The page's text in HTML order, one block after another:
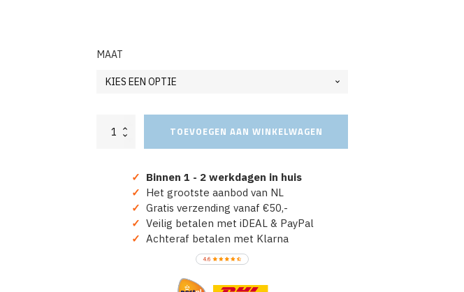
MAAT
Oranje
TOEVOEGEN AAN WINKELWAGEN
✓ Binnen 1 - 2 werkdagen in huis
✓ Het grootste aanbod van NL
✓ Gratis verzending vanaf €50,-
✓ Veilig betalen met iDEAL & PayPal
✓ Achteraf betalen met Klarna